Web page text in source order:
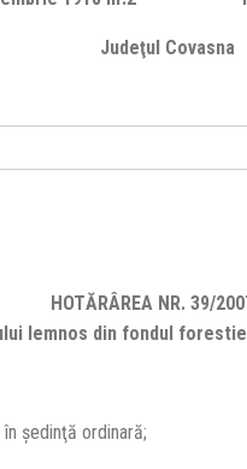
Judeţul Covasna
HOTĂRÂREA NR. 39/
lemnos din fondul
şedinţă ordinară;